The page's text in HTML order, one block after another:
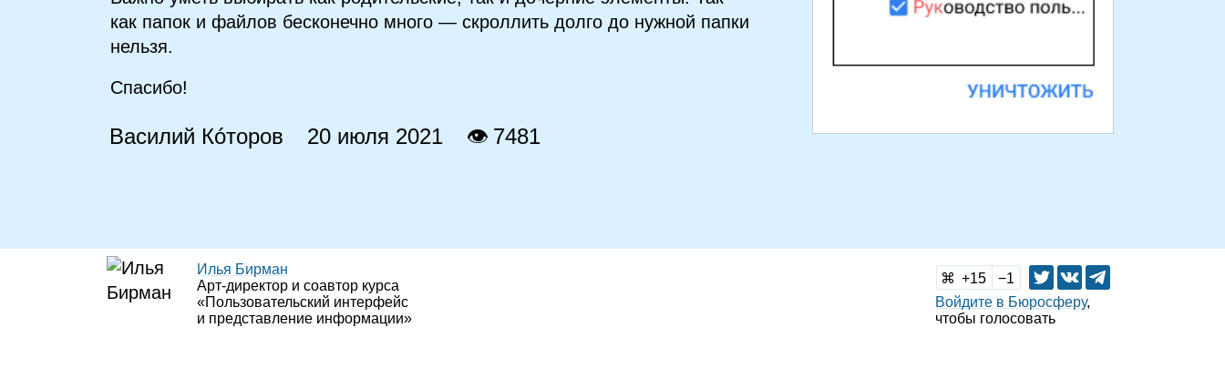
как папок и файлов бесконечно много — скроллить долго до нужной папки
нельзя.
Спасибо!
Василий Кóторов 20 июля 2021 👁 7481
Илья Бирман
Арт‑директор и соавтор курса
«Пользовательский интерфейс
и представление информации»
15
1
Войдите в Бюросферу,
чтобы голосовать